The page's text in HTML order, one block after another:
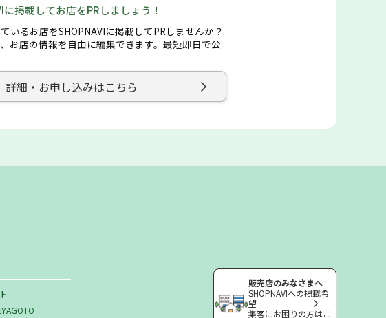
に掲載してお店をPRしましょう！
いるお店をSHOPNAVIに掲載してPRしませんか？
お店の情報を自由に編集できます。最短即日で公
詳細・お申し込みはこちら
販売店のみなさまへ
SHOPNAVIへの掲載希
望
集客にお困りの方はこ